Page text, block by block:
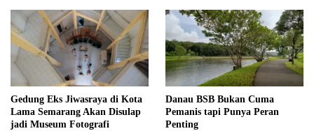
Gedung Eks Jiwasraya di Kota
Lama Semarang Akan Disulap
jadi Museum Fotografi
Danau BSB Bukan Cuma
Pemanis tapi Punya Peran
Penting